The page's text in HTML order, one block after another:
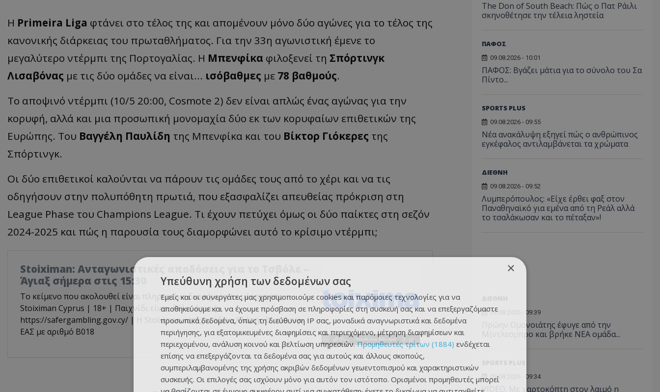
Η Primeira Liga φτάνει στο τέλος της και απομένουν μόνο δύο αγώνες για το τέλος της
κανονικής διάρκειας του πρωταθλήματος. Για την 33η αγωνιστική έμενε το
μεγαλύτερο ντέρμπι της Πορτογαλίας. Η Μπενφίκα φιλοξενεί τη Σπόρτινγκ
Λισαβόνας με τις δύο ομάδες να είναι... ισόβαθμες με 78 βαθμούς.
Το αποψινό ντέρμπι (10/5 20:00, Cosmote 2) δεν είναι απλώς ένας αγώνας για την
κορυφή, αλλά και μια προσωπική μονομαχία δύο εκ των κορυφαίων επιθετικών της
Ευρώπης. Tου Βαγγέλη Παυλίδη της Μπενφίκα και του Βίκτορ Γιόκερες της
Σπόρτινγκ.
Οι δύο επιθετικοί καλούνται να πάρουν τις ομάδες τους από το χέρι και να τις
οδηγήσουν στην πολυπόθητη πρωτιά, που εξασφαλίζει απευθείας πρόκριση στη
League Phase του Champions League. Τι έχουν πετύχει όμως οι δύο παίκτες στη σεζόν
2024-2025 και πώς η παρουσία τους διαμορφώνει αυτό το κρίσιμο ντέρμπι;
Stoiximan: Ανταγωνιστικές αποδόσεις για το Τσβόλε –
Άγιαξ σήμερα στις 15:30
Το κείμενο που ακολουθεί είναι πληρωμένη διαφήμιση εκ μέρους της
Stoiximan Cyprus | 18+ | Παιχνίδι είναι, θέλει όρια |
https://safergambling.gov.cy/ | Η Stoiximan κατέχει άδεια Κλάσης Β’ από την
ΕΑΣ με αριθμό B018
The Don of South Beach: Πώς ο Πατ Ράιλι
σκηνοθέτησε την τέλεια ληστεία
ΠΑΦΟΣ
09.08.2026 - 10:01
ΠΑΦΟΣ: Βγάζει μάτια για το σύνολο του Σα
Πίντο...
SPORTS PLUS
09.08.2026 - 09:55
Νέα ανακάλυψη εξηγεί πώς ο ανθρώπινος
εγκέφαλος αντιλαμβάνεται τα χρώματα
ΔΙΕΘΝΗ
09.08.2026 - 09:52
Λυμπερόπουλος: «Είχε έρθει φαξ στον
Παναθηναϊκό για εμένα από τη Ρεάλ αλλά
το τσαλάκωσαν και το πέταξαν»!
09.08.2026 - 09:39
Πρώην Ομονοιάτης έφυγε από την
Μίντλεσμπρο και βρήκε ΝΕΑ ομάδα...
09.08.2026 - 09:34
VIDEO: Με χαρτοκόπτη στον λαιμό η
×
Υπεύθυνη χρήση των δεδομένων σας
Εμείς και οι συνεργάτες μας χρησιμοποιούμε cookies και παρόμοιες τεχνολογίες για να
αποθηκεύουμε και να έχουμε πρόσβαση σε πληροφορίες στη συσκευή σας και να επεξεργαζόμαστε
προσωπικά δεδομένα, όπως τη διεύθυνση IP σας, μοναδικά αναγνωριστικά και δεδομένα
περιήγησης, για εξατομικευμένες διαφημίσεις και περιεχόμενο, μέτρηση διαφημίσεων και
περιεχομένου, ανάλυση κοινού και βελτίωση υπηρεσιών.Προμηθευτές τρίτων (1884) ενδέχεται
επίσης να επεξεργάζονται τα δεδομένα σας για αυτούς και άλλους σκοπούς,
συμπεριλαμβανομένης της χρήσης ακριβών δεδομένων γεωεντοπισμού και χαρακτηριστικών
συσκευής. Οι επιλογές σας ισχύουν μόνο για αυτόν τον ιστότοπο. Ορισμένοι προμηθευτές μπορεί